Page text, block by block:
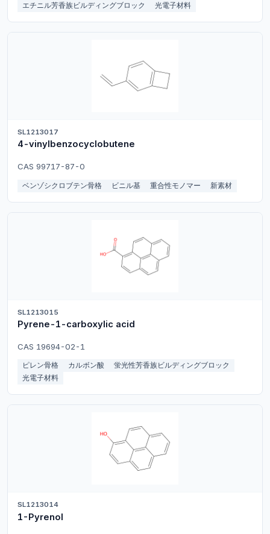
エチニル芳香族ビルディングブロック
光電子材料
SL1213017
4-vinylbenzocyclobutene
CAS 99717-87-0
ベンゾシクロブテン骨格 ビニル基 重合性モノマー 新素材
SL1213015
Pyrene-1-carboxylic acid
CAS 19694-02-1
ピレン骨格 カルボン酸
蛍光性芳香族ビルディングブロック
光電子材料
SL1213014
1-Pyrenol